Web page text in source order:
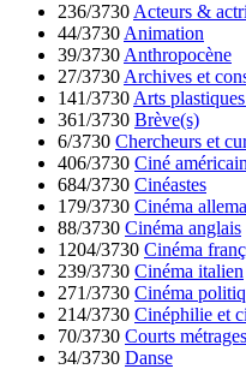
236/3730 Acteurs &
44/3730 Animation
39/3730 Anthropocène
27/3730 Archives et
141/3730 Arts
361/3730 Brève(s)
6/3730 Chercheurs et
406/3730 Ciné
684/3730 Cinéastes
179/3730 Cinéma
88/3730 Cinéma anglais
1204/3730 Cinéma
239/3730 Cinéma italien
271/3730 Cinéma
214/3730 Cinéphilie et
70/3730 Courts métrages
34/3730 Danse